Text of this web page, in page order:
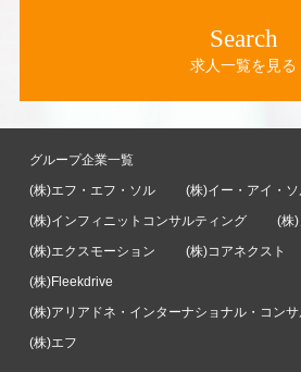
Search
求人一覧を見る
グループ企業一覧
(株)エフ・エフ・ソル
(株)イー・アイ・
(株)インフィニットコンサルティング
(株
(株)エクスモーション
(株)コアネクスト
(株)Fleekdrive
(株)アリアドネ・インターナショナル・コン
(株)エフ